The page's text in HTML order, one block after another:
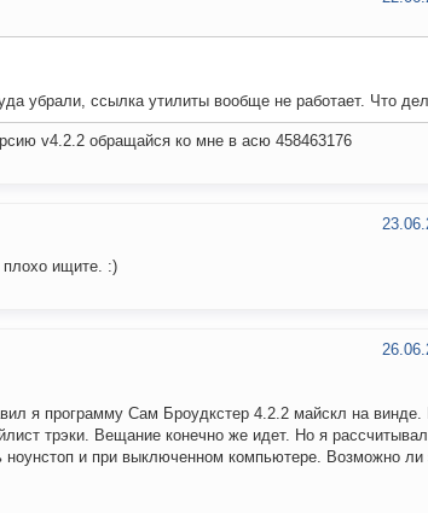
убрали, ссылка утилиты вообще не работает. Что
v4.2.2 обращайся ко мне в асю 458463176
плохо ищите. :)
я программу Сам Броудкстер 4.2.2 майскл на винде.
трэки. Вещание конечно же идет. Но я
ноунстоп и при выключенном компьютере. Возможно ли